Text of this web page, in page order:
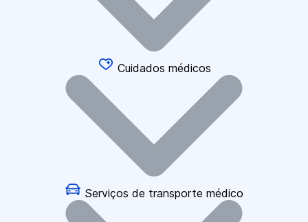
Cuidados médicos
Serviços de transporte médico